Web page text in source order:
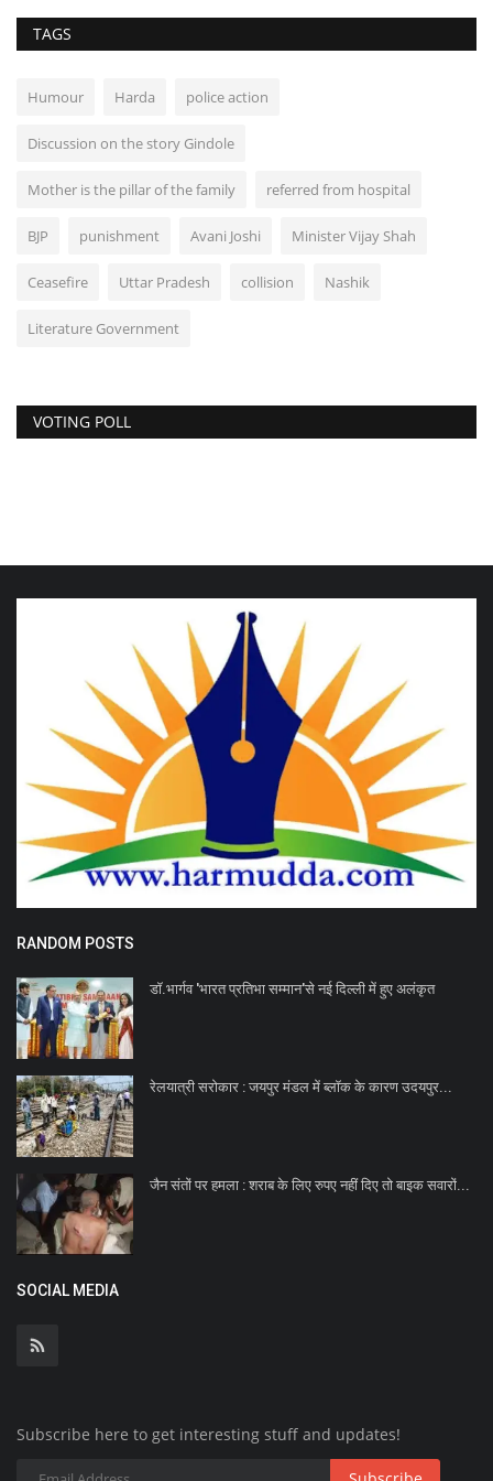
TAGS
Humour Harda police action
Discussion on the story Gindole
Mother is the pillar of the family referred from hospital
BJP punishment Avani Joshi Minister Vijay Shah
Ceasefire Uttar Pradesh collision Nashik
Literature Government
VOTING POLL
RANDOM POSTS
डॉ.भार्गव 'भारत प्रतिभा सम्मान'से नई दिल्ली में हुए अलंकृत
रेलयात्री सरोकार : जयपुर मंडल में ब्‍लॉक के कारण उदयपुर...
जैन संतों पर हमला : शराब के लिए रुपए नहीं दिए तो बाइक सवारों...
SOCIAL MEDIA
Subscribe here to get interesting stuff and updates!